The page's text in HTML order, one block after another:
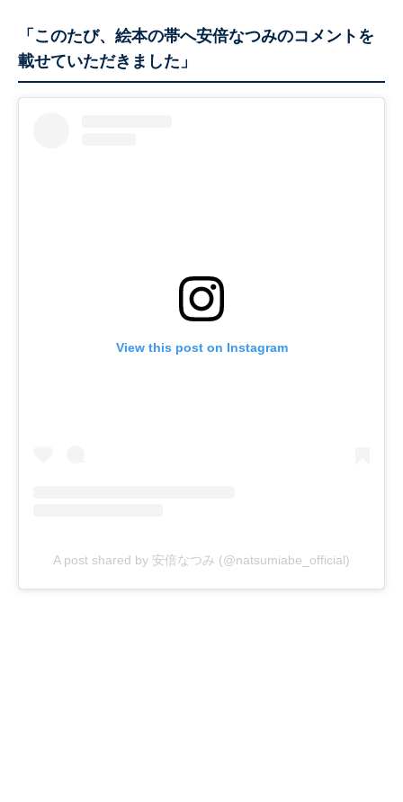
「このたび、絵本の帯へ安倍なつみのコメントを
載せていただきました」
View this post on Instagram
A post shared by 安倍なつみ (@natsumiabe_official)